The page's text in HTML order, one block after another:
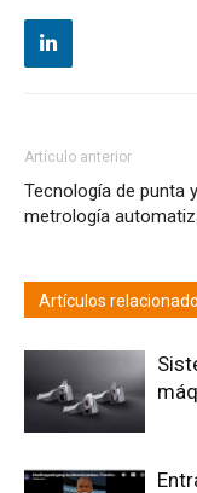
Artículo anterior
Tecnología de punta y
metrología
Artículos